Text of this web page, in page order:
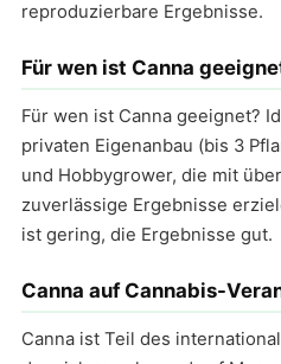
reproduzierbare Ergebnisse.
Für wen ist Canna
Für wen ist Canna geeignet?
privaten Eigenanbau (bis 3
und Hobbygrower, die mit
zuverlässige Ergebnisse
ist gering, die Ergebnisse gut.
Canna auf Cannabis-
Canna ist Teil des